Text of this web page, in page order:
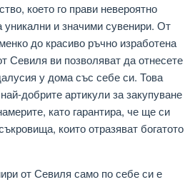
което го прави невероятно
уникални и значими сувенири. От
до красиво ръчно изработена
Севиля ви позволяват да отнесете
у дома със себе си. Това
добрите артикули за закупуване
като гарантира, че ще си
които отразяват богатото
от Севиля само по себе си е